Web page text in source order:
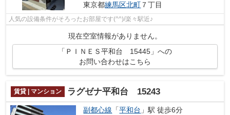
東京都練馬区北町 ７丁目
人気の設備条件がそろったお部屋です(^^)/楽々駅近♪
現在空室情報がありません。
「ＰＩＮＥＳ平和台 15445」への
お問い合わせはこちら
賃貸 | マンション ラグゼナ平和台 15243
副都心線 「平和台 」駅 徒歩6分